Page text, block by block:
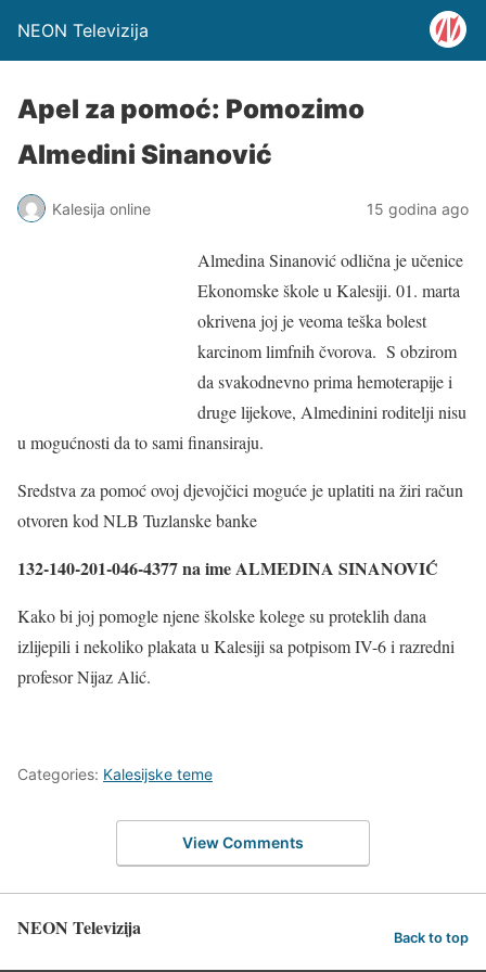
NEON Televizija
Apel za pomoć: Pomozimo
Almedini Sinanović
Kalesija online 15 godina ago
Almedina Sinanović odlična je učenice
Ekonomske škole u Kalesiji. 01. marta
okrivena joj je veoma teška bolest
karcinom limfnih čvorova. S obzirom
da svakodnevno prima hemoterapije i
druge lijekove, Almedinini roditelji nisu
u mogućnosti da to sami finansiraju.
Sredstva za pomoć ovoj djevojčici moguće je uplatiti na žiri račun
otvoren kod NLB Tuzlanske banke
132-140-201-046-4377 na ime ALMEDINA SINANOVIĆ
Kako bi joj pomogle njene školske kolege su proteklih dana
izlijepili i nekoliko plakata u Kalesiji sa potpisom IV-6 i razredni
profesor Nijaz Alić.
Categories: Kalesijske teme
View Comments
NEON Televizija Back to top